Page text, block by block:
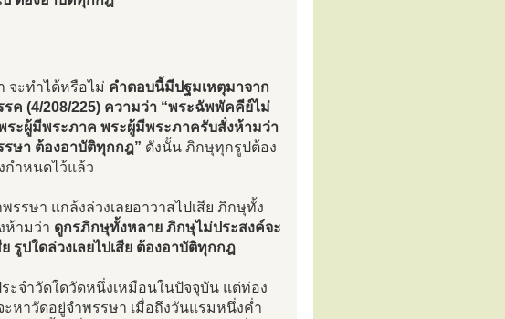
จะทำได้หรือไม่ คำตอบนี้มีปฐมเหตุมาจาก
(4/208/225) ความว่า “พระฉัพพัคคีย์ไม่
ระผู้มีพระภาค พระผู้มีพระภาครับสั่งห้ามว่า
ษา ต้องอาบัติทุกกฎ” ดังนั้น ภิกษุทุกรูปต้อง
กำหนดไว้แล้ว
รษา แกล้งล่วงเลยอาวาสไปเสีย ภิกษุทั้ง
ห้ามว่า ดูกรภิกษุทั้งหลาย ภิกษุไม่ประสงค์จะ
รูปใดล่วงเลยไปเสีย ต้องอาบัติทุกกฎ
ะจำวัดใดวัดหนึ่งเหมือนในปัจจุบัน แต่ท่อง
ะหาวัดอยู่จำพรรษา เมื่อถึงวันแรมหนึ่งค่ำ